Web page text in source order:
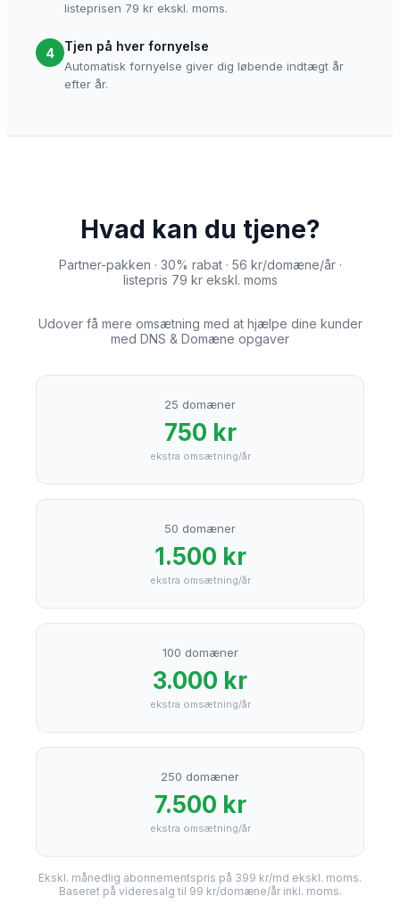
listeprisen 79 kr ekskl. moms.
4 Tjen på hver fornyelse
Automatisk fornyelse giver dig løbende indtægt år
efter år.
Hvad kan du tjene?
Partner-pakken · 30% rabat · 56 kr/domæne/år ·
listepris 79 kr ekskl. moms
Udover få mere omsætning med at hjælpe dine kunder
med DNS & Domæne opgaver
25 domæner
750 kr
ekstra omsætning/år
50 domæner
1.500 kr
ekstra omsætning/år
100 domæner
3.000 kr
ekstra omsætning/år
250 domæner
7.500 kr
ekstra omsætning/år
Ekskl. månedlig abonnementspris på 399 kr/md ekskl. moms.
Baseret på videresalg til 99 kr/domæne/år inkl. moms.